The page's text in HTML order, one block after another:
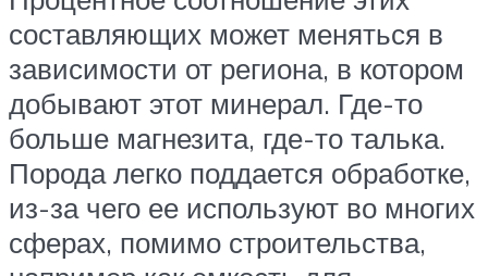
составляющих может меняться в
зависимости от региона, в котором
добывают этот минерал. Где-то
больше магнезита, где-то талька.
Порода легко поддается обработке,
из-за чего ее используют во многих
сферах, помимо строительства,